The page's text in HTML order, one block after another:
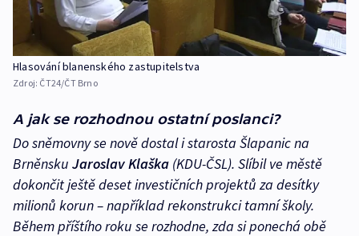
Hlasování blanenského zastupitelstva
Zdroj: ČT24/ČT Brno
A jak se rozhodnou ostatní poslanci?
Do sněmovny se nově dostal i starosta Šlapanic na
Brněnsku Jaroslav Klaška (KDU-ČSL). Slíbil ve městě
dokončit ještě deset investičních projektů za desítky
milionů korun – například rekonstrukci tamní školy.
Během příštího roku se rozhodne, zda si ponechá obě